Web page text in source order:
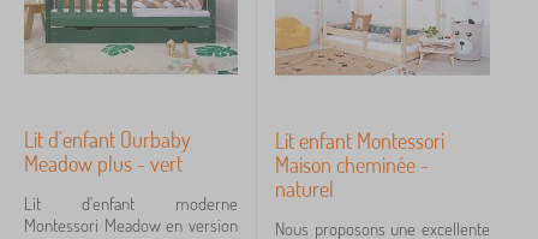
Lit d'enfant Ourbaby
Meadow plus - vert
Lit d'enfant moderne
Montessori Meadow en version
Lit enfant Montessori
Maison cheminée -
naturel
Nous proposons une excellente